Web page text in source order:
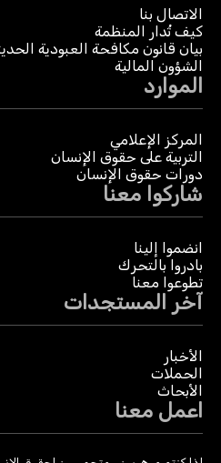
الاتصال بنا
كيف تُدار المنظمة
بيان قانون مكافحة العبودية
الشؤون المالية
الموارد
المركز الإعلامي
التربية على حقوق الإنسان
دورات حقوق الإنسان
شاركوا معنا
انضموا إلينا
بادروا بالتحرك
تطوعوا معنا
آخر المستجدات
الأخبار
الحملات
الأبحاث
اعمل معنا